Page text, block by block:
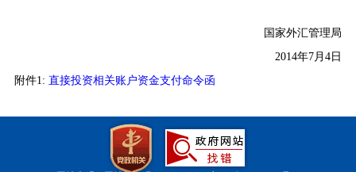
国家外汇管理局
2014年7 月4 日
附件1: 直接投资相关账户资金支付命令函